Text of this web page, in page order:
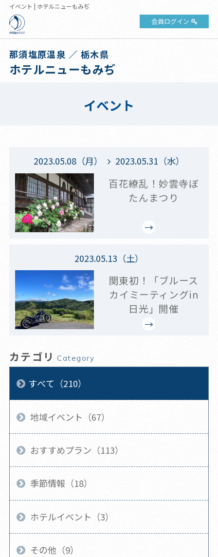
イベント | ホテルニューもみぢ
会員ログイン
那須塩原温泉 ／ 栃木県
ホテルニューもみぢ
イベント
2023.05.08（月） 2023.05.31（水）
百花繚乱！妙雲寺ぼ
たんまつり
2023.05.13（土）
関東初！「ブルース
カイミーティングin
日光」開催
カテゴリ Category
すべて（210）
地域イベント（67）
おすすめプラン（113）
季節情報（18）
ホテルイベント（3）
その他（9）